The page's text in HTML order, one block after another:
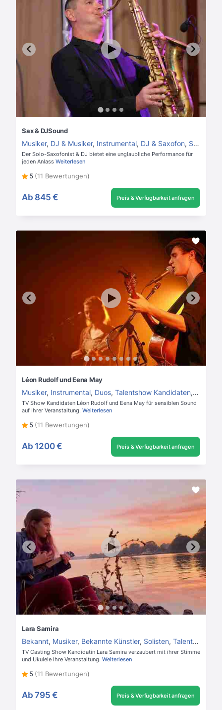
Sax & DJSound
Musiker, DJ & Musiker, Instrumental, DJ & Saxofon, Saxofonist
Der Solo-Saxofonist & DJ bietet eine unglaubliche Performance für
jeden Anlass Weiterlesen
5 (11 Bewertungen)
Ab 845 € Preis & Verfügbarkeit anfragen
Léon Rudolf und Eena May
Musiker, Instrumental, Duos, Talentshow Kandidaten, Gitarrist
TV Show Kandidaten Léon Rudolf und Eena May für sensiblen Sound
auf Ihrer Veranstaltung. Weiterlesen
5 (11 Bewertungen)
Ab 1200 € Preis & Verfügbarkeit anfragen
Lara Samira
Bekannt, Musiker, Bekannte Künstler, Solisten, Talentshow Kandidaten
TV Casting Show Kandidatin Lara Samira verzaubert mit ihrer Stimme
und Ukulele Ihre Veranstaltung. Weiterlesen
5 (11 Bewertungen)
Ab 795 € Preis & Verfügbarkeit anfragen